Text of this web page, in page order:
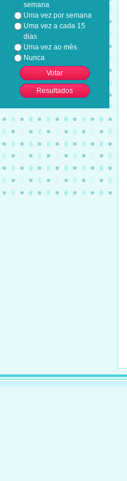
semana
Uma vez por semana
Uma vez a cada 15
dias
Uma vez ao mês
Nunca